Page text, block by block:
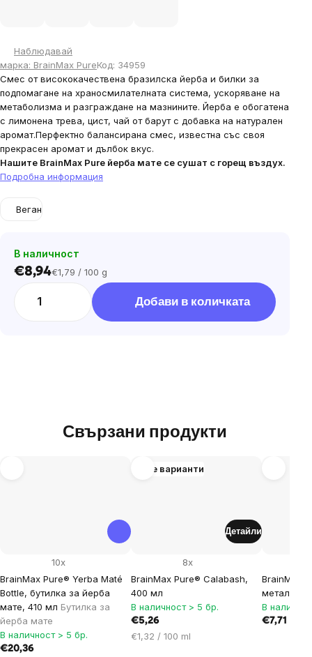
Наблюдавай
марка: BrainMax PureКод: 34959
Смес от висококачествена бразилска йерба и билки за
подпомагане на храносмилателната система, ускоряване на
метаболизма и разграждане на мазнините. Йерба е обогатена
с лимонена трева, цист, чай от барут с добавка на натурален
аромат.Перфектно балансирана смес, известна със своя
прекрасен аромат и дълбок вкус.
Нашите BrainMax Pure йерба мате се сушат с горещ въздух.
Подробна информация
Веган
В наличност
€8,94Цена
€1,79 / 100 g
Добави в количката
Свързани продукти
BrainMax Pure® Yerba Maté
Bottle, бутилка за йерба
мате, 410 мл Бутилка за
йерба мате
10x
В наличност > 5 бр.
€20,36
Още варианти
BrainMax Pure® Calabash,
400 мл
8x
В наличност > 5 бр.
€5,26
Цена
€1,32 / 100 ml
Детайли
BrainMax
метал
В
€7,71